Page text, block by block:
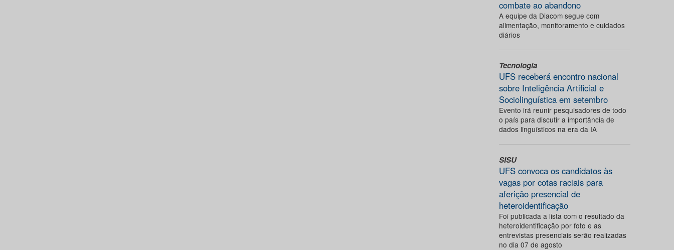
combate ao abandono
A equipe da Diacom segue com
alimentação, monitoramento e cuidados
diários
Tecnologia
UFS receberá encontro nacional
sobre Inteligência Artificial e
Sociolinguística em setembro
Evento irá reunir pesquisadores de todo
o país para discutir a importância de
dados linguísticos na era da IA
SISU
UFS convoca os candidatos às
vagas por cotas raciais para
aferição presencial de
heteroidentificação
Foi publicada a lista com o resultado da
heteroidentificação por foto e as
entrevistas presenciais serão realizadas
no dia 07 de agosto